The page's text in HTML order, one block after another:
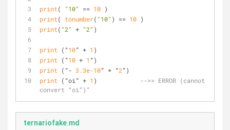
print( "10" == 10 )
print( tonumber( "10" ) == 10 )
print( "2" + "2" )
print (“10” + 1 )
print (“10 + 1 ”)
print (“- 3.3e-10” * ”2”)
print (“oi” + 1 ) -->> ERROR (cannot
convert “oi”)”
ternariofake.md